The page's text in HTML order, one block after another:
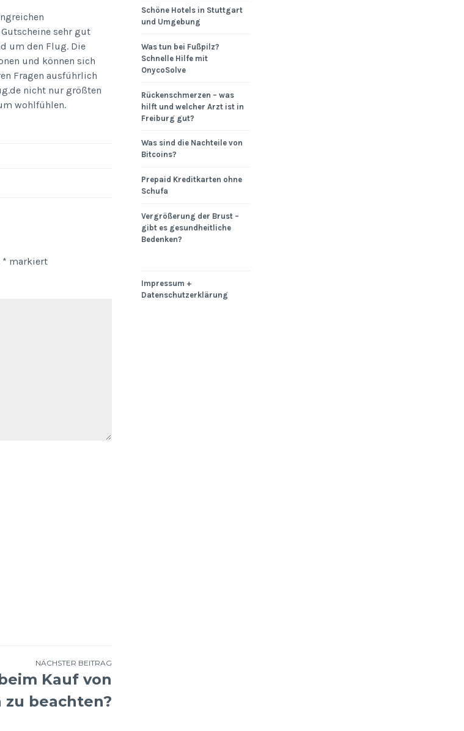
sehr gut
um den Flug. Die
und können sich
Fragen ausführlich
nicht nur größten
wohlfühlen.
* markiert
NÄCHSTER BEITRAG
Kauf von
zu beachten?
Schöne Hotels in Stuttgart
und Umgebung
Was tun bei Fußpilz?
Schnelle Hilfe mit
OnycoSolve
Rückenschmerzen – was
hilft und welcher Arzt ist in
Freiburg gut?
Was sind die Nachteile von
Bitcoins?
Prepaid Kreditkarten ohne
Schufa
Vergrößerung der Brust –
gibt es gesundheitliche
Bedenken?
Impressum +
Datenschutzerklärung